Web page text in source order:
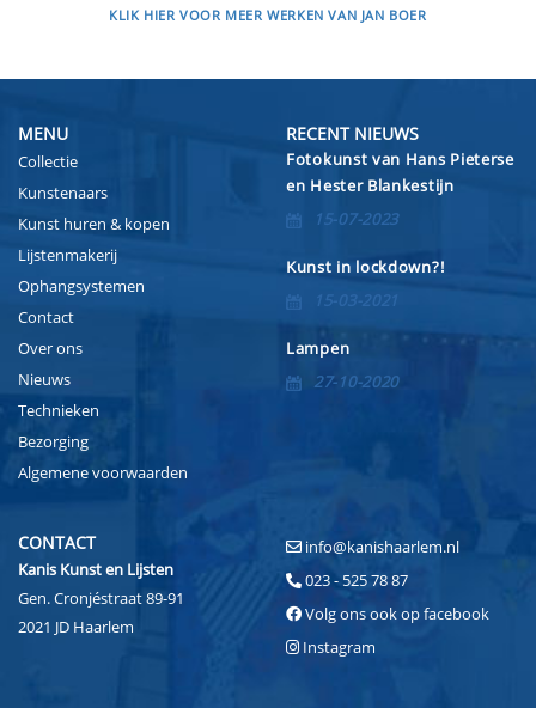
KLIK HIER VOOR MEER WERKEN VAN JAN BOER
MENU
Collectie
Kunstenaars
Kunst huren & kopen
Lijstenmakerij
Ophangsystemen
Contact
Over ons
Nieuws
Technieken
Bezorging
Algemene voorwaarden
RECENT NIEUWS
Fotokunst van Hans Pieterse
en Hester Blankestijn
15-07-2023
Kunst in lockdown?!
15-03-2021
Lampen
27-10-2020
CONTACT
Kanis Kunst en Lijsten
Gen. Cronjéstraat 89-91
2021 JD Haarlem
info@kanishaarlem.nl
023 - 525 78 87
Volg ons ook op facebook
Instagram